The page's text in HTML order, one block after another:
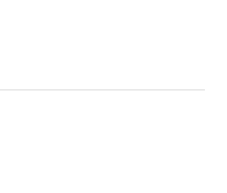
ません。
去、第三者への提供の停